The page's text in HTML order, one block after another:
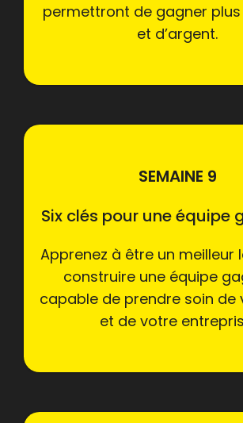
permettront de gagner
et d’argent.
SEMAINE 9
Six clés pour une équipe
Apprenez à être un meilleur
construire une équipe
capable de prendre soin de
et de votre